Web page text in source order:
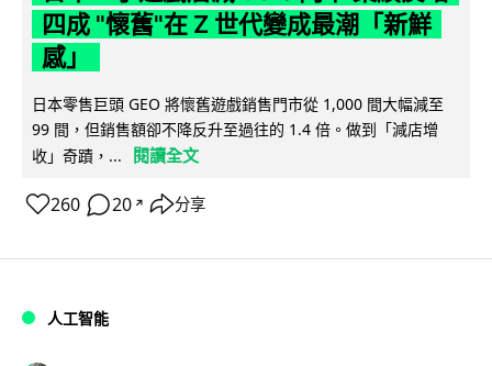
四成 "懷舊"在 Z 世代變成最潮「新鮮
感」
日本零售巨頭 GEO 將懷舊遊戲銷售門市從 1,000 間大幅減至
99 間，但銷售額卻不降反升至過往的 1.4 倍。做到「減店增
收」奇蹟，...
閱讀全文
260 20 ↗ 分享
人工智能